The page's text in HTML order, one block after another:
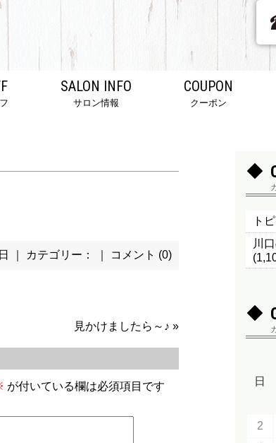
SALON INFO
サロン情報
COUPON
クーポン
｜ カテゴリー： ｜ コメント (0)
見かけましたら～♪ »
が付いている欄は必須項目です
ト
川
日
2